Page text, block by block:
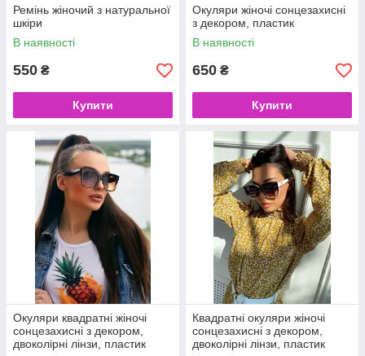
Ремінь жіночий з натуральної
шкіри
В наявності
550 ₴
Купити
Окуляри жіночі сонцезахисні
з декором, пластик
В наявності
650 ₴
Купити
Окуляри квадратні жіночі
сонцезахисні з декором,
двоколірні лінзи, пластик
Квадратні окуляри жіночі
сонцезахисні з декором,
двоколірні лінзи, пластик